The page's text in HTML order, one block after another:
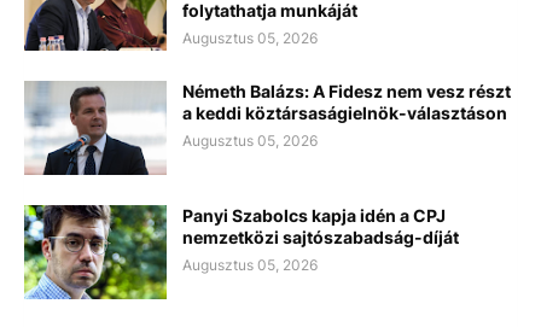
folytathatja munkáját
Augusztus 05, 2026
Németh Balázs: A Fidesz nem vesz részt
a keddi köztársaságielnök-választáson
Augusztus 05, 2026
Panyi Szabolcs kapja idén a CPJ
nemzetközi sajtószabadság-díját
Augusztus 05, 2026